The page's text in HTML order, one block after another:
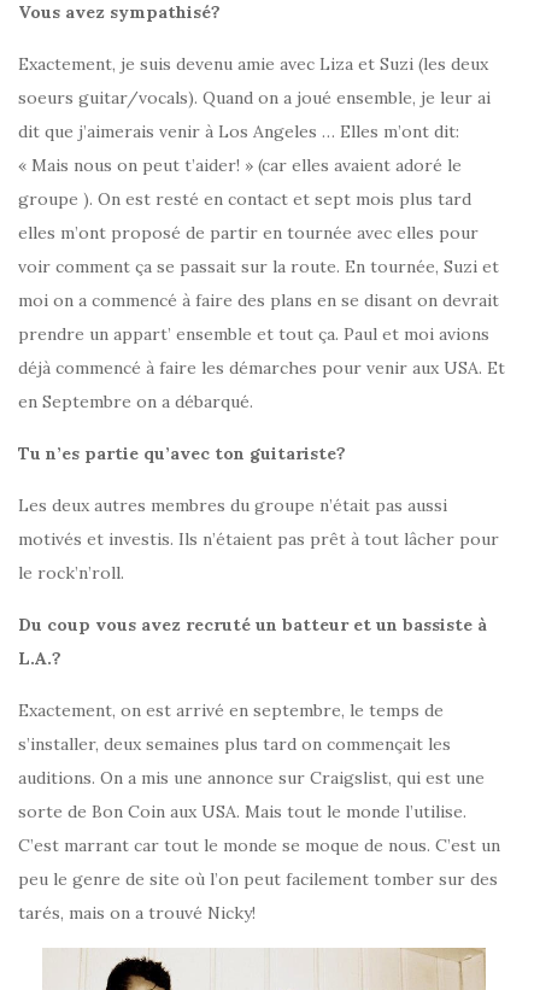
Vous avez sympathisé?
Exactement, je suis devenu amie avec Liza et Suzi (les deux
soeurs guitar/vocals). Quand on a joué ensemble, je leur ai
dit que j’aimerais venir à Los Angeles … Elles m’ont dit:
« Mais nous on peut t’aider! » (car elles avaient adoré le
groupe ). On est resté en contact et sept mois plus tard
elles m’ont proposé de partir en tournée avec elles pour
voir comment ça se passait sur la route. En tournée, Suzi et
moi on a commencé à faire des plans en se disant on devrait
prendre un appart’ ensemble et tout ça. Paul et moi avions
déjà commencé à faire les démarches pour venir aux USA. Et
en Septembre on a débarqué.
Tu n’es partie qu’avec ton guitariste?
Les deux autres membres du groupe n’était pas aussi
motivés et investis. Ils n’étaient pas prêt à tout lâcher pour
le rock’n’roll.
Du coup vous avez recruté un batteur et un bassiste à
L.A.?
Exactement, on est arrivé en septembre, le temps de
s’installer, deux semaines plus tard on commençait les
auditions. On a mis une annonce sur Craigslist, qui est une
sorte de Bon Coin aux USA. Mais tout le monde l’utilise.
C’est marrant car tout le monde se moque de nous. C’est un
peu le genre de site où l’on peut facilement tomber sur des
tarés, mais on a trouvé Nicky!